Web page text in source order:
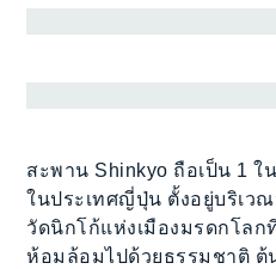
สะพาน Shinkyo ถือเป็น 1
ในประเทศญี่ปุ่น ตั้งอยู่บริเวณ
วัดนิกโก้แห่งเมืองมรดกโลก
ห้อมล้อมไปด้วยธรรมชาติ ต้